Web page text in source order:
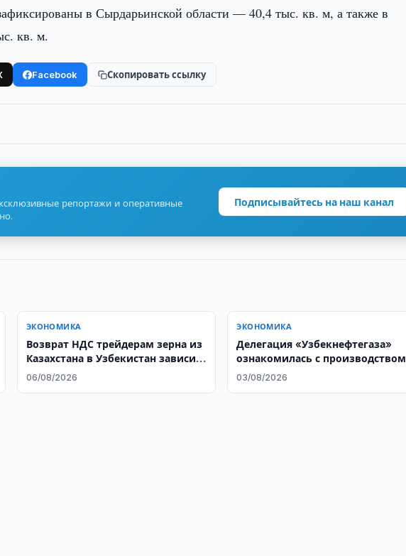
в Сырдарьинской области — 40,4 тыс. кв. м, а также в
кв. м.
Facebook Скопировать ссылку
репортажи и оперативные
Подписывайтесь на наш канал
ЭКОНОМИКА
Возврат НДС трейдерам зерна из
Казахстана в Узбекистан зависит
от голосования нового
06/08/2026
ЭКОНОМИКА
Делегация «Узбекнефтегаза»
ознакомилась с производством
буровых установок на заводе
03/08/2026